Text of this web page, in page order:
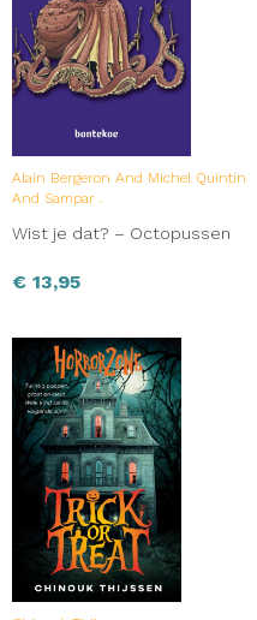
Alain Bergeron And Michel Quintin
And Sampar .
Wist je dat? – Octopussen
€ 13,95